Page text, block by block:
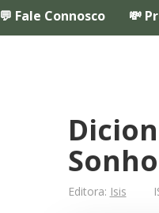
💬 Fale Connosco 💸
Editora: Isis